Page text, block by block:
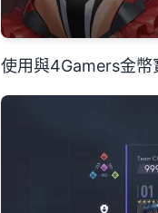
使用與4Gamers金幣